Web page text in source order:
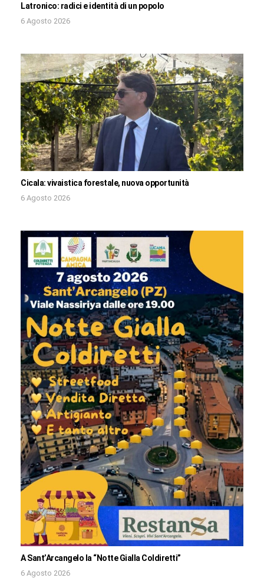
Latronico: radici e identità di un popolo
6 Agosto 2026
Cicala: vivaistica forestale, nuova opportunità
6 Agosto 2026
A Sant’Arcangelo la “Notte Gialla Coldiretti”
6 Agosto 2026